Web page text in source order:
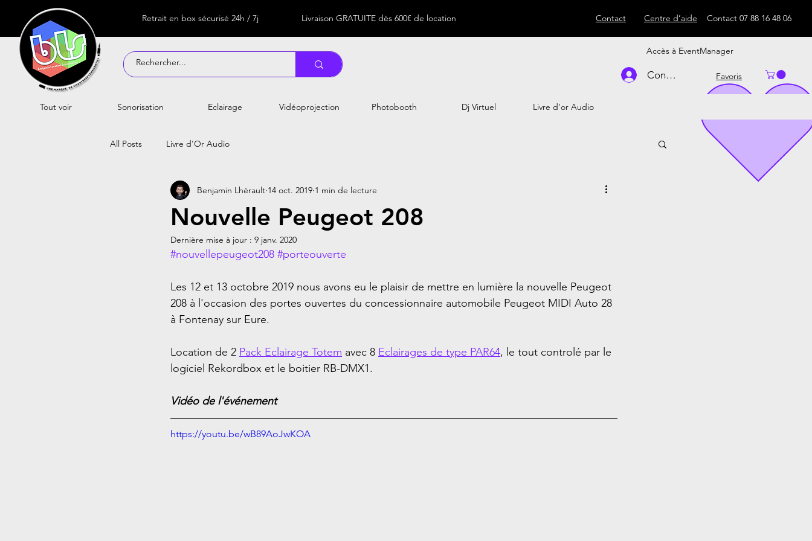
Retrait en box sécurisé 24h / 7j Livraison GRATUITE dès 600€ de location Contact Centre d’aide Contact 07 88 16 48 06
Accès à EventManager
Connexion Favoris
Tout voir Sonorisation Eclairage Vidéoprojection Photobooth Dj Virtuel Livre d'or Audio
All Posts Livre d'Or Audio
Nouvelle Peugeot 208
Benjamin Lhérault 14 oct. 2019 1 min de lecture
Dernière mise à jour : 9 janv. 2020
#nouvellepeugeot208 #porteouverte
Les 12 et 13 octobre 2019 nous avons eu le plaisir de mettre en lumière la nouvelle Peugeot
208 à l'occasion des portes ouvertes du concessionnaire automobile Peugeot MIDI Auto 28
à Fontenay sur Eure.
Location de 2 Pack Eclairage Totem avec 8 Eclairages de type PAR64, le tout controlé par le
logiciel Rekordbox et le boitier RB-DMX1.
Vidéo de l'événement
https://youtu.be/wB89AoJwKOA